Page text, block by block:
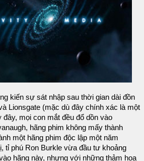
kiến sự sát nhập sau thời gian dài đồn
Lionsgate (mặc dù đây chính xác là một
mọi con mắt đều đổ dồn vào
hãng phim không mấy thành
một hãng phim độc lập một năm
tỉ phú Ron Burkle vừa đầu tư khoảng
hãng này, nhưng với những thảm họa